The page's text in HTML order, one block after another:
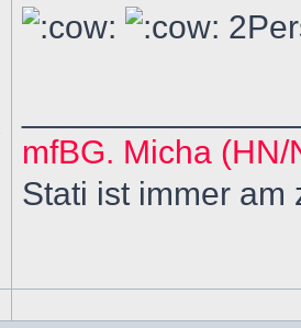
mfBG. Micha
Stati ist immer am
Profil